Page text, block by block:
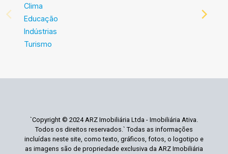
Clima
Educação
Indústrias
Turismo
`Copyright © 2024 ARZ Imobiliária Ltda - Imobiliária Ativa.
Todos os direitos reservados.` Todas as informações
incluídas neste site, como texto, gráficos, fotos, o logotipo e
as imagens são de propriedade exclusiva da ARZ Imobiliária